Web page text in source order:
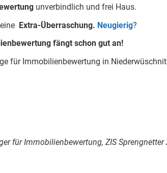
unverbindlich und frei Haus.
Extra-Überraschung. Neugierig?
fängt schon gut an!
für Immobilienbewertung in
für Immobilienbewertung, ZIS Sprengnetter